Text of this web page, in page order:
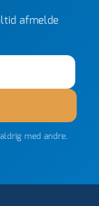
dem
fra Rene
afmelde
med andre.